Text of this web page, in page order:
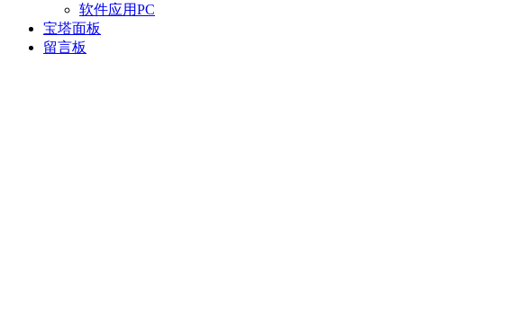
软件应用PC
宝塔面板
留言板